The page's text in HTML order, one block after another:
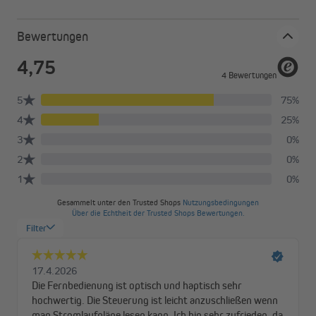
Bewertungen